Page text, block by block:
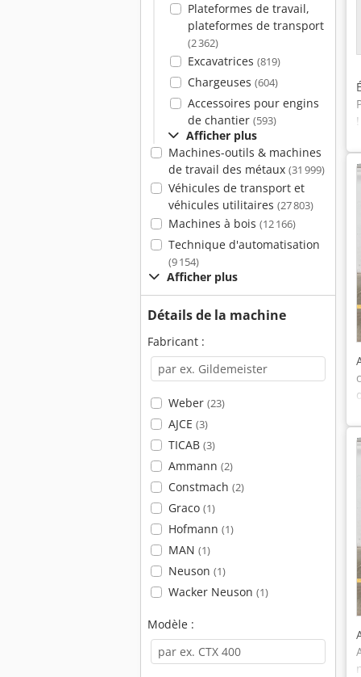
Plateformes de travail,
plateformes de transport
(2 362)
Excavatrices (819)
Chargeuses (604)
Accessoires pour engins
de chantier (593)
Afficher plus
Machines-outils & machines
de travail des métaux (31 999)
Véhicules de transport et
véhicules utilitaires (27 803)
Machines à bois (12 166)
Technique d'automatisation
(9 154)
Afficher plus
Détails de la machine
Fabricant :
Weber (23)
AJCE (3)
TICAB (3)
Ammann (2)
Constmach (2)
Graco (1)
Hofmann (1)
MAN (1)
Neuson (1)
Wacker Neuson (1)
Modèle :